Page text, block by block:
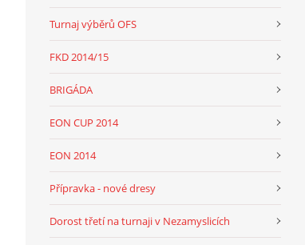
Turnaj výběrů OFS
FKD 2014/15
BRIGÁDA
EON CUP 2014
EON 2014
Přípravka - nové dresy
Dorost třetí na turnaji v Nezamyslicích